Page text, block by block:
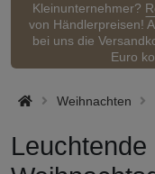
Kleinunternehmer?
von Händlerpreisen!
bei uns die
Euro
Weihnachten
Leuchtende